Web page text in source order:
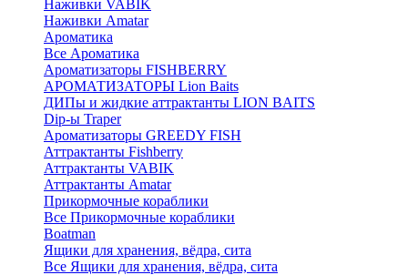
Наживки VABIK
Наживки Amatar
Ароматика
Все Ароматика
Ароматизаторы FISHBERRY
АРОМАТИЗАТОРЫ Lion Baits
ДИПы и жидкие аттрактанты LION BAITS
Dip-ы Traper
Ароматизаторы GREEDY FISH
Аттрактанты Fishberry
Аттрактанты VABIK
Аттрактанты Amatar
Прикормочные кораблики
Все Прикормочные кораблики
Boatman
Ящики для хранения, вёдра, сита
Все Ящики для хранения, вёдра, сита